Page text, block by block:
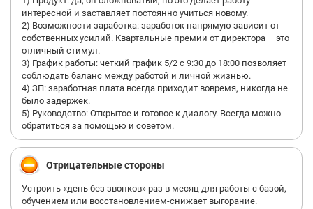
интересной и заставляет постоянно учиться новому.
2) Возможности заработка: заработок напрямую зависит от
собственных усилий. Квартальные премии от директора – это
отличный стимул.
3) График работы: четкий график 5/2 с 9:30 до 18:00 позволяет
соблюдать баланс между работой и личной жизнью.
4) ЗП: заработная плата всегда приходит вовремя, никогда не
было задержек.
5) Руководство: Открытое и готовое к диалогу. Всегда можно
обратиться за помощью и советом.
Отрицательные стороны
Устроить «день без звонков» раз в месяц для работы с базой,
обучением или восстановлением-снижает выгорание.